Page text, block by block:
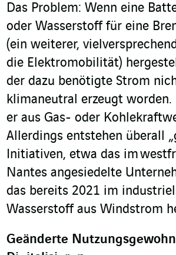
Das Problem: Wenn eine
oder Wasserstoff für eine
(ein weiterer,
die Elektromobilität)
der dazu benötigte Strom
klimaneutral erzeugt
er aus Gas- oder
Allerdings entstehen überall
Initiativen, etwa das im
Nantes angesiedelte
das bereits 2021 im
Wasserstoff aus Windstrom
Geänderte